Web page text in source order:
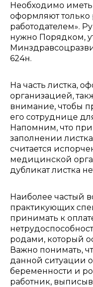
Необходимо иметь
оформляют только
работодателем».
нужно Порядком,
624н.
На часть листка,
организацией,
внимание, чтобы
его сотруднице
Напомним, что
заполнении
считается
медицинской
дубликат листка
Наиболее частый
практикующих
принимать к
родами, который
Важно понимать,
данной ситуации
беременности и
работник,